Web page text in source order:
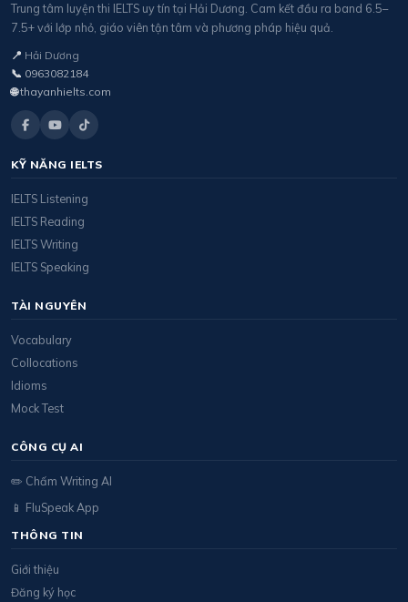
Trung tâm luyện thi IELTS uy tín tại Hải Dương. Cam kết đầu ra band 6.5–
7.5+ với lớp nhỏ, giáo viên tận tâm và phương pháp hiệu quả.
📍 Hải Dương
📞 0963082184
🌐 thayanhielts.com
KỸ NĂNG IELTS
IELTS Listening
IELTS Reading
IELTS Writing
IELTS Speaking
TÀI NGUYÊN
Vocabulary
Collocations
Idioms
Mock Test
CÔNG CỤ AI
✏️ Chấm Writing AI
📱 FluSpeak App
THÔNG TIN
Giới thiệu
Đăng ký học